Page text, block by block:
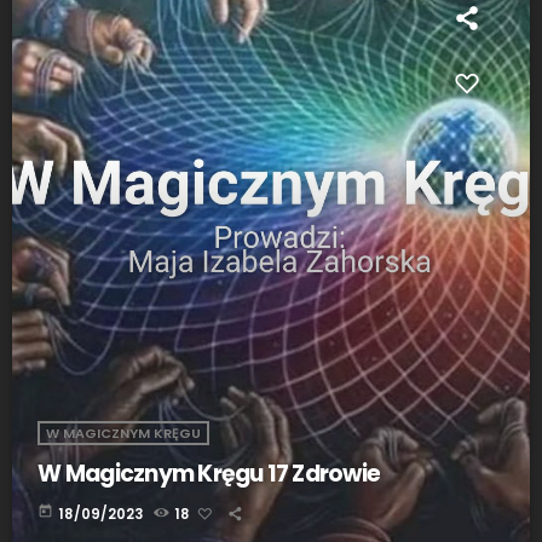
W MAGICZNYM KRĘGU
W Magicznym Kręgu 17 Zdrowie
today 18/09/2023 18